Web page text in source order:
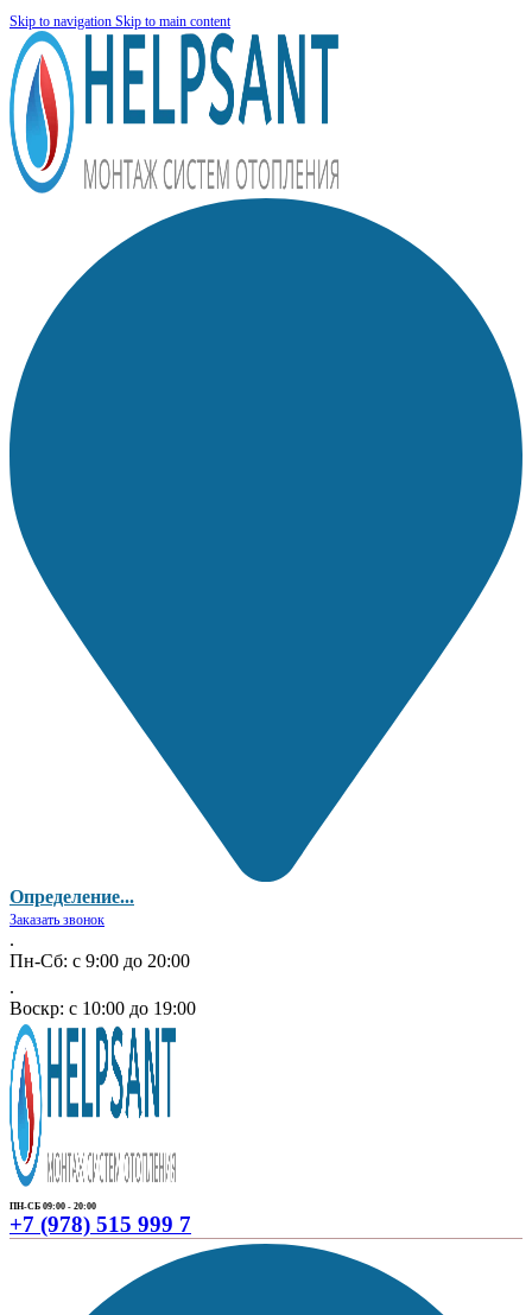
Skip to navigation Skip to main content
Определение...
Заказать звонок
.
Пн-Сб: с 9:00 до 20:00
.
Воскр: с 10:00 до 19:00
ПН-СБ 09:00 - 20:00
+7 (978) 515 999 7